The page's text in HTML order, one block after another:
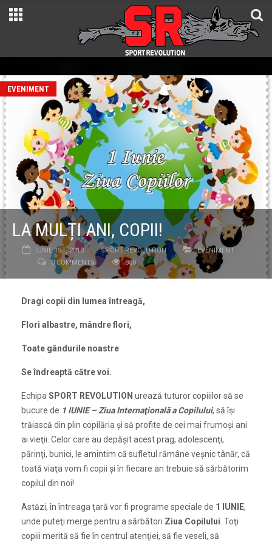
EVENIMENT
LA MULȚI ANI, COPII!
IUNIE 1ST, 2013 SPORT REVOLUTION
EVENIMENT
0 COMMENTS
860
Dragi copii din lumea întreagă,
Flori albastre, mândre flori,
Toate gândurile noastre
Se îndreaptă către voi.
Echipa SPORT REVOLUTION urează tuturor copiiilor să se
bucure de 1 IUNIE – Ziua Internaţională a Copilului, să își
trăiască din plin copilăria și să profite de cei mai frumoși ani
ai vieţii. Celor care au depășit acest prag, adolescenţi,
părinţi, bunici, le amintim că sufletul rămâne veșnic tânăr, că
toată viaţa vom fi copii și în fiecare an trebuie să sărbătorim
copilul din noi!
Astăzi, în întreaga ţară vor fi programe speciale de 1 IUNIE,
unde puteţi merge pentru a sărbători Ziua Copilului . Toţi
copiii merită să fie în centrul atenţiei, să fie veseli, să